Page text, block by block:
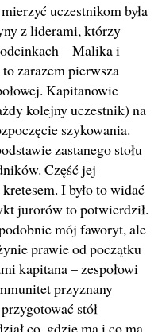
uczestnikom była
z liderami, którzy
– Malika i
to zarazem pierwsza
Kapitanowie
kolejny uczestnik) na
szykowania.
zastanego stołu
Część jej
I było to widać
jurorów to potwierdził.
mój faworyt, ale
prawie od początku
kapitana – zespołowi
przyznany
stół
co, gdzie ma i co ma